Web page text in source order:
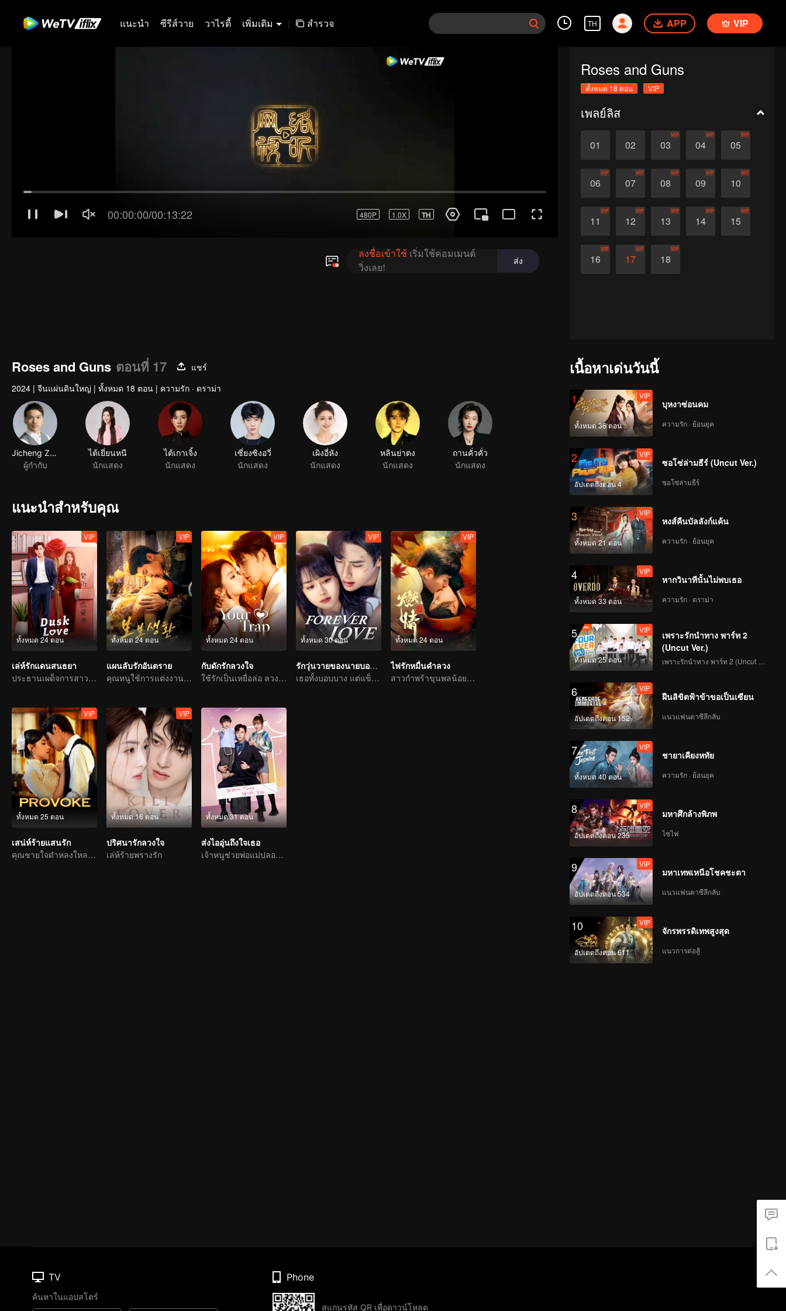
แนะนำ ซีรีส์วาย วาไรตี้ เพิ่มเติม | สำรวจ TH APP VIP
Roses and Guns
ทั้งหมด 18 ตอน VIP
เพลย์ลิส
01 02 03
VIP
04
VIP
05
VIP
06
VIP
07
VIP
08
VIP
09
VIP
10
VIP
11
VIP
12
VIP
13
VIP
14
VIP
15
VIP
16
VIP
17
VIP
18
VIP
Roses and Guns ตอนที่ 17
แชร์
2024 | จีนแผ่นดินใหญ่ | ทั้งหมด 18 ตอน | ความรัก · ดราม่า
แนะนำสำหรับคุณ
ทั้งหมด 24 ตอน
VIP
เล่ห์รักแดนสนธยา
ประธานเผด็จการสาวตกหลุมพรางสัญญารัก
ทั้งหมด 24 ตอน
VIP
แผนลับรักอันตราย
คุณหนูใช้การแต่งงานกับตระกูลใหญ่เป็นเหยื่อล่อเพื่อล้างแค้น
ทั้งหมด 24 ตอน
VIP
กับดักรักลวงใจ
ใช้รักเป็นเหยื่อล่อ ลวงคุณให้ติดกับแสนล้ำลึก
ทั้งหมด 30 ตอน
VIP
รักวุ่นวายของนายบอดี้การ์ด
เธอทั้งบอบบาง แต่แข็งแกร่ง
ทั้งหมด 24 ตอน
VIP
ไฟรักหมื่นคำลวง
สาวกำพร้าขุนพลน้อยรักทรหดสุดฤทธิ์
ทั้งหมด 25 ตอน
VIP
เสน่ห์ร้ายแสนรัก
คุณชายใจดำหลงใหลนักร้องสาวลึกลับ
ทั้งหมด 16 ตอน
VIP
ปริศนารักลวงใจ
เล่ห์ร้ายพรางรัก
ทั้งหมด 31 ตอน
ส่งไออุ่นถึงใจเธอ
เจ้าหนูช่วยพ่อแม่ปลอม ๆ แกล้งหลอกแต่รักจริง
เนื้อหาเด่นวันนี้
1
ทั้งหมด 36 ตอน
VIP
บุหงาซ่อนคม
ความรัก · ย้อนยุค
2
อัปเดตถึงตอน 4
VIP
ซอโซ่ล่ามธีร์ (Uncut Ver.)
ซอโซ่ล่ามธีร์
3
ทั้งหมด 21 ตอน
VIP
หงส์คืนบัลลังก์แค้น
ความรัก · ย้อนยุค
4
ทั้งหมด 33 ตอน
VIP
หากวินาทีนั้นไม่พบเธอ
ความรัก · ดราม่า
5
ทั้งหมด 25 ตอน
VIP
เพราะรักนำทาง พาร์ท 2
(Uncut Ver.)
6
อัปเดตถึงตอน 152
VIP
ฝืนลิขิตฟ้าข้าขอเป็นเซียน
แนวแฟนตาซีลึกลับ
7
ทั้งหมด 40 ตอน
VIP
ชายาเคียงหทัย
ความรัก · ย้อนยุค
8
อัปเดตถึงตอน 235
VIP
มหาศึกล้างพิภพ
ไซไฟ
9
อัปเดตถึงตอน 534
VIP
มหาเทพเหนือโชคชะตา
แนวแฟนตาซีลึกลับ
10
อัปเดตถึงตอน 611
VIP
จักรพรรดิเทพสูงสุด
แนวการต่อสู้
TV
ค้นหาในแอปสโตร์
Phone
สแกนรหัส QR เพื่อดาวน์โหลด